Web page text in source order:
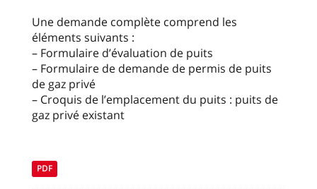
Une demande complète comprend les
éléments suivants :
– Formulaire d’évaluation de puits
– Formulaire de demande de permis de puits
de gaz privé
– Croquis de l’emplacement du puits : puits de
gaz privé existant
PDF